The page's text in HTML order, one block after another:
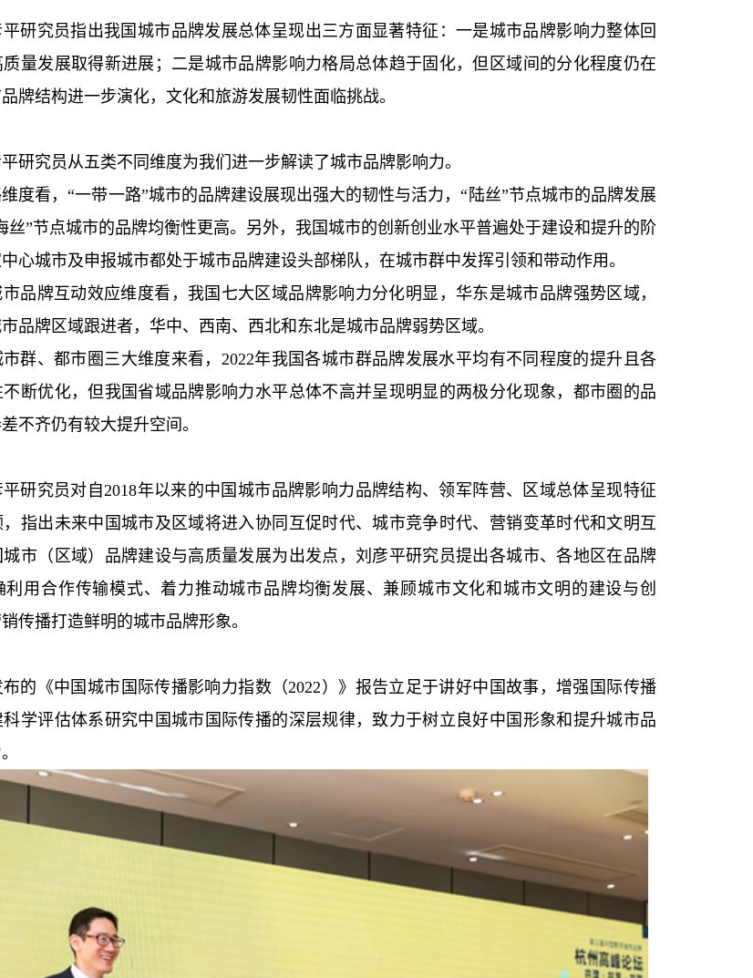
研究员指出我国城市品牌发展总体呈现出三方面显著特征：一是城市品牌影响力整体回
量发展取得新进展；二是城市品牌影响力格局总体趋于固化，但区域间的分化程度仍在
牌结构进一步演化，文化和旅游发展韧性面临挑战。
研究员从五类不同维度为我们进一步解读了城市品牌影响力。
度看，“一带一路”城市的品牌建设展现出强大的韧性与活力，“陆丝”节点城市的品牌发展
丝”节点城市的品牌均衡性更高。另外，我国城市的创新创业水平普遍处于建设和提升的阶
心城市及申报城市都处于城市品牌建设头部梯队，在城市群中发挥引领和带动作用。
品牌互动效应维度看，我国七大区域品牌影响力分化明显，华东是城市品牌强势区域，
品牌区域跟进者，华中、西南、西北和东北是城市品牌弱势区域。
群、都市圈三大维度来看，2022年我国各城市群品牌发展水平均有不同程度的提升且各
断优化，但我国省域品牌影响力水平总体不高并呈现明显的两极分化现象，都市圈的品
不齐仍有较大提升空间。
研究员对自2018年以来的中国城市品牌影响力品牌结构、领军阵营、区域总体呈现特征
指出未来中国城市及区域将进入协同互促时代、城市竞争时代、营销变革时代和文明互
市（区域）品牌建设与高质量发展为出发点，刘彦平研究员提出各城市、各地区在品牌
利用合作传输模式、着力推动城市品牌均衡发展、兼顾城市文化和城市文明的建设与创
传播打造鲜明的城市品牌形象。
的《中国城市国际传播影响力指数（2022）》报告立足于讲好中国故事，增强国际传播
学评估体系研究中国城市国际传播的深层规律，致力于树立良好中国形象和提升城市品